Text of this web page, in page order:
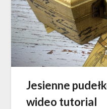
Jesienne
wideo tutorial